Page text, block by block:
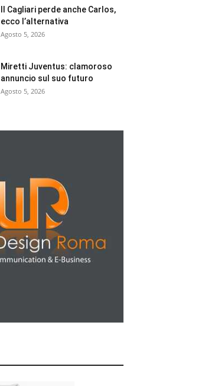
Il Cagliari perde anche Carlos,
ecco l’alternativa
Agosto 5, 2026
Miretti Juventus: clamoroso
annuncio sul suo futuro
Agosto 5, 2026